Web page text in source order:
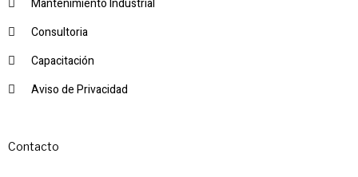
Consultoria
Capacitación
Aviso de Privacidad
Contacto